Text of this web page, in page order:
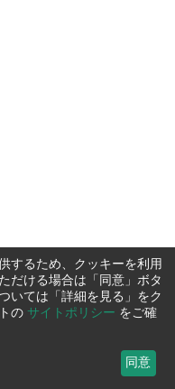
するため、クッキーを利用
だける場合は「同意」ボタ
いては「詳細を見る」をク
の サイトポリシー をご確
同意